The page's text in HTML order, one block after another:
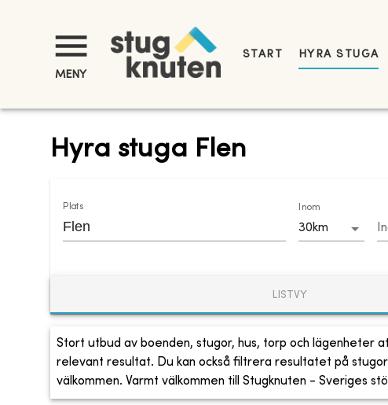
MENY
START HYRA STUGA
Hyra stuga Flen
Plats Inom
30km
LISTVY
Stort utbud av boenden, stugor, hus, torp och
relevant resultat. Du kan också filtrera resultatet på
välkommen. Varmt välkommen till Stugknuten - Sveriges